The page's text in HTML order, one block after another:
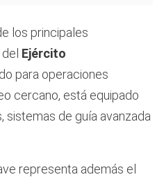
los principales
Ejército
para operaciones
cercano, está equipado
sistemas de guía avanzada
representa además el